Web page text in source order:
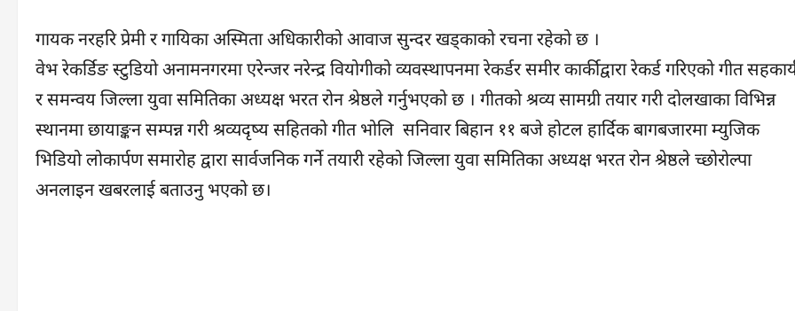
गायक नरहरि प्रेमी र गायिका अस्मिता अधिकारीको आवाज सुन्दर खड्काको रचना रहेको छ ।
वेभ रेकर्डिङ स्टुडियो अनामनगरमा एरेन्जर नरेन्द्र वियोगीको व्यवस्थापनमा रेकर्डर समीर कार्कीद्वारा रेकर्ड गरिएको गीत
र समन्वय जिल्ला युवा समितिका अध्यक्ष भरत रोन श्रेष्ठले गर्नुभएको छ । गीतको श्रव्य सामग्री तयार गरी दोलखाका विभिन्न
स्थानमा छायाङ्कन सम्पन्न गरी श्रव्यदृष्य सहितको गीत भोलि सनिवार बिहान ११ बजे होटल हार्दिक बागबजारमा म्युजिक
भिडियो लोकार्पण समारोह द्वारा सार्वजनिक गर्ने तयारी रहेको जिल्ला युवा समितिका अध्यक्ष भरत रोन श्रेष्ठले च्छोरोल्पा
अनलाइन खबरलाई बताउनु भएको छ।